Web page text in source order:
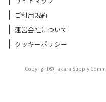
ご利用規約
運営会社について
クッキーポリシー
Copyright©Takara Supply